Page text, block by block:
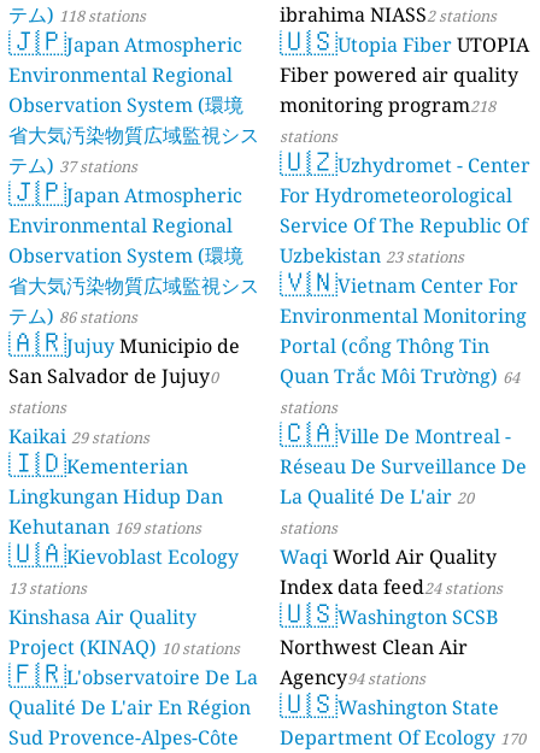
テム) 118 stations
🇯🇵Japan Atmospheric
Environmental Regional
Observation System (環境
省大気汚染物質広域監視シス
テム) 37 stations
🇯🇵Japan Atmospheric
Environmental Regional
Observation System (環境
省大気汚染物質広域監視シス
テム) 86 stations
🇦🇷Jujuy Municipio de
San Salvador de Jujuy0
stations
Kaikai 29 stations
🇮🇩Kementerian
Lingkungan Hidup Dan
Kehutanan 169 stations
🇺🇦Kievoblast Ecology
13 stations
Kinshasa Air Quality
Project (KINAQ) 10 stations
🇫🇷L'observatoire De La
Qualité De L'air En Région
Sud Provence-Alpes-Côte
ibrahima NIASS2 stations
🇺🇸Utopia FiberUTOPIA
Fiber powered air quality
monitoring program218
stations
🇺🇿Uzhydromet - Center
For Hydrometeorological
Service Of The Republic Of
Uzbekistan 23 stations
🇻🇳Vietnam Center For
Environmental Monitoring
Portal (cổng Thông Tin
Quan Trắc Môi Trường) 64
stations
🇨🇦Ville De Montreal -
Réseau De Surveillance De
La Qualité De L'air 20
stations
WaqiWorld Air Quality
Index data feed24 stations
🇺🇸Washington SCSB
Northwest Clean Air
Agency94 stations
🇺🇸Washington State
Department Of Ecology 170